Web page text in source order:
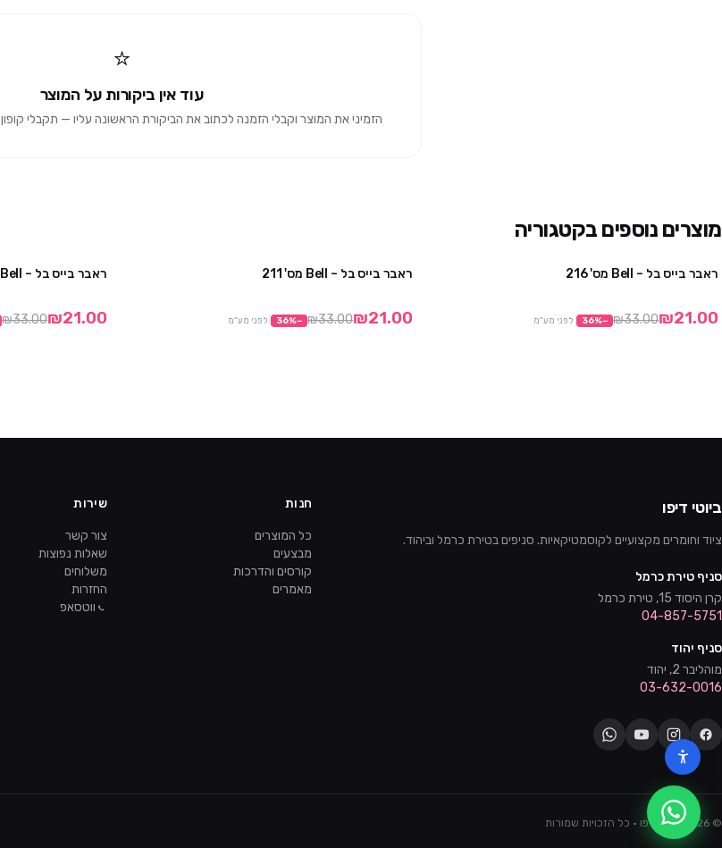
⭐
עוד אין ביקורות על המוצר
הזמיני את המוצר וקבלי הזמנה לכתוב את הביקורת הראשונה עליו — תקבלי קופון 5% הנחה למוצרים הבאים 🎁
מוצרים נוספים בקטגוריה
ראבר בייס בל – Bell מס' 216
₪21.00
₪33.00
−
36% לפני מע"מ
ראבר בייס בל – Bell מס' 211
₪21.00
₪33.00
−
36% לפני מע"מ
ראבר בייס בל – Bell מס' 204
₪21.00
₪33.00
ביוטי דיפו
ציוד וחומרים מקצועיים לקוסמטיקאיות. סניפים בטירת כרמל וביהוד.
סניף טירת כרמל
קרן היסוד 15, טירת כרמל
04-857-5751
סניף יהוד
מוהליבר 2, יהוד
03-632-0016
חנות
כל המוצרים
מבצעים
קורסים והדרכות
מאמרים
שירות
צור קשר
שאלות נפוצות
משלוחים
החזרות
ווטסאפ
©
2026ביוטי דיפו · כל הזכויות שמורות